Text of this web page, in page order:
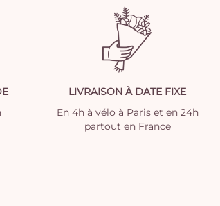
LIVRAISON À DATE FIXE
En 4h à vélo à Paris et en 24h
partout en France